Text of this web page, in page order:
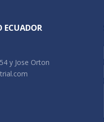
ECUADOR
y Jose Orton